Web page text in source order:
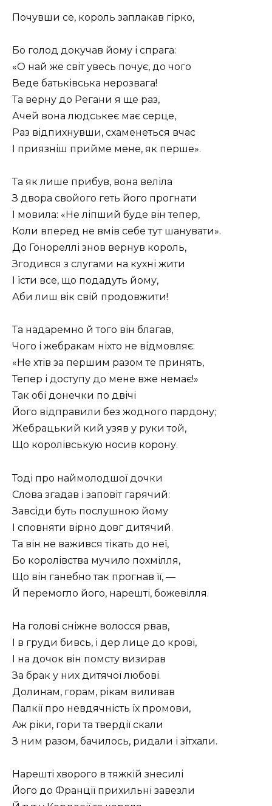
Почувши се, король заплакав гірко,
Бо голод докучав йому і спрага:
«О най же світ увесь почує, до чого
Веде батьківська нерозвага!
Та верну до Регани я ще раз,
Ачей вона людськеє має серце,
Раз відпихнувши, схаменеться вчас
І приязніш прийме мене, як перше».
Та як лише прибув, вона веліла
З двора свойого геть його прогнати
І мовила: «Не ліпший буде він тепер,
Коли вперед не вмів себе тут шанувати».
До Гонореллі знов вернув король,
Згодився з слугами на кухні жити
І їсти все, що подадуть йому,
Аби лиш вік свій продовжити!
Та надаремно й того він благав,
Чого і жебракам ніхто не відмовляє:
«Не хтів за першим разом те принять,
Тепер і доступу до мене вже немає!»
Так обі донечки по двічі
Його відправили без жодного пардону;
Жебрацький кий узяв у руки той,
Що королівськую носив корону.
Тоді про наймолодшої дочки
Слова згадав і заповіт гарячий:
Завсіди буть послушною йому
І сповняти вірно довг дитячий.
Та він не важився тікать до неї,
Бо королівства мучило похмілля,
Що він ганебно так прогнав її, —
Й перемогло його, нарешті, божевілля.
На голові сніжне волосся рвав,
І в груди бивсь, і дер лице до крові,
І на дочок він помсту визирав
За брак у них дитячої любові.
Долинам, горам, рікам виливав
Палкії про невдячність їх промови,
Аж ріки, гори та твердії скали
З ним разом, бачилось, ридали і зітхали.
Нарешті хворого в тяжкій знесилі
Його до Франції прихильні завезли